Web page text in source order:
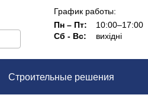
График работы:
Пн – Пт:
10:00–17:00
Сб - Вс:
вихідні
Строительные решения